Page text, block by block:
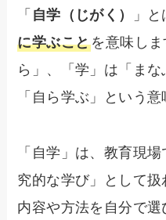
「 自学（じがく） 」
に学ぶことを意味し
ら」、「学」は「ま
「自ら学ぶ」という意
「自学」は、教育現
究的な学び」として
内容や方法を自分で